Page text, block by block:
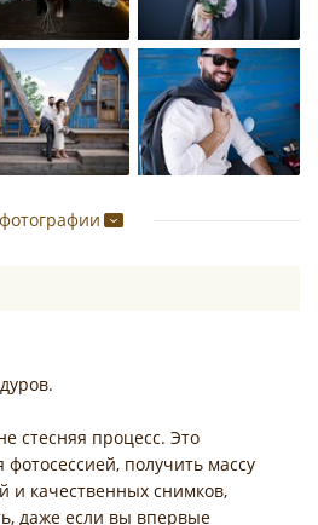
стесняя процесс. Это
фотосессией, получить массу
и качественных снимков,
даже если вы впервые